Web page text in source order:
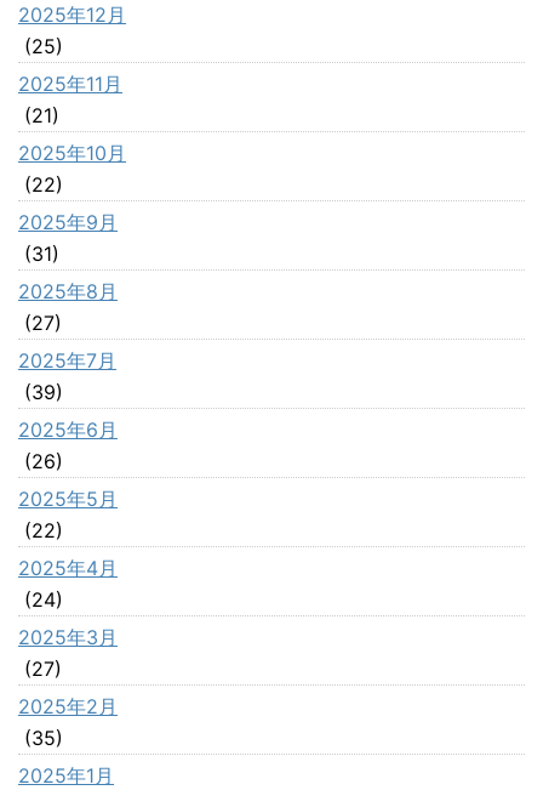
2025年12月
(25)
2025年11月
(21)
2025年10月
(22)
2025年9月
(31)
2025年8月
(27)
2025年7月
(39)
2025年6月
(26)
2025年5月
(22)
2025年4月
(24)
2025年3月
(27)
2025年2月
(35)
2025年1月